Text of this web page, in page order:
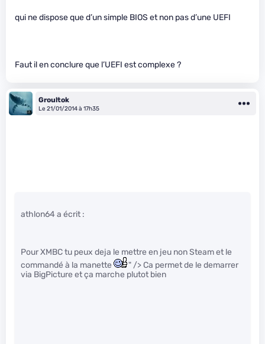
qui ne dispose que d’un simple BIOS et non pas d’une UEFI
Faut il en conclure que l’UEFI est complexe ?
Groultok
Le 21/01/2014 à 17h35
athlon64 a écrit :
Pour XMBC tu peux deja le mettre en jeu non Steam et le
commandé à la manette
" /> Ca permet de le demarrer
via BigPicture et ça marche plutot bien